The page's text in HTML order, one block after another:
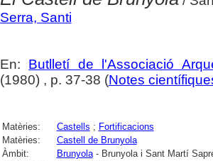
Serra, Santi
En: Butlletí de l'Associació
(1980) , p. 37-38 (Notes
Matèries: Castells ; Fortificacions
Matèries:
Castell de Brunyola
Àmbit:
Brunyola- Brunyola i Sant Martí